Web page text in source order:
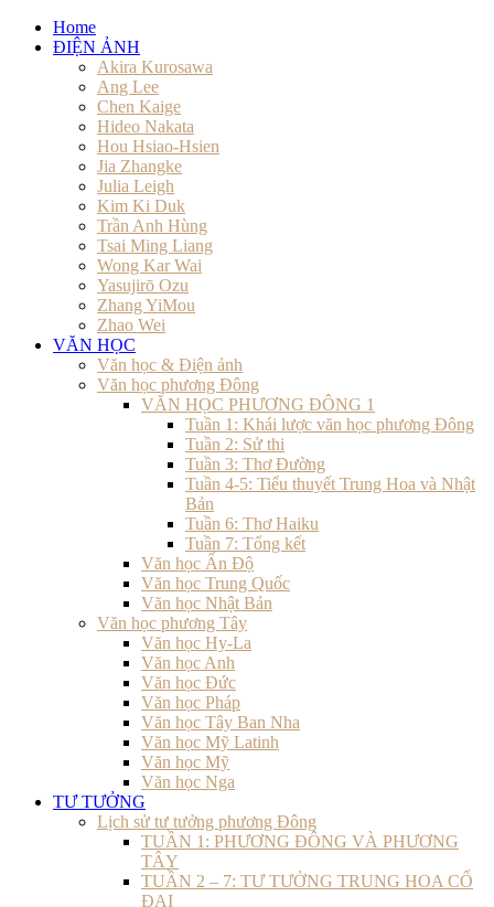
Home
ĐIỆN ẢNH
Akira Kurosawa
Ang Lee
Chen Kaige
Hideo Nakata
Hou Hsiao-Hsien
Jia Zhangke
Julia Leigh
Kim Ki Duk
Trần Anh Hùng
Tsai Ming Liang
Wong Kar Wai
Yasujirō Ozu
Zhang YiMou
Zhao Wei
VĂN HỌC
Văn học & Điện ảnh
Văn học phương Đông
VĂN HỌC PHƯƠNG ĐÔNG 1
Tuần 1: Khái lược văn học phương Đông
Tuần 2: Sử thi
Tuần 3: Thơ Đường
Tuần 4-5: Tiểu thuyết Trung Hoa và Nhật
Bản
Tuần 6: Thơ Haiku
Tuần 7: Tổng kết
Văn học Ấn Độ
Văn học Trung Quốc
Văn học Nhật Bản
Văn học phương Tây
Văn học Hy-La
Văn học Anh
Văn học Đức
Văn học Pháp
Văn học Tây Ban Nha
Văn học Mỹ Latinh
Văn học Mỹ
Văn học Nga
TƯ TƯỞNG
Lịch sử tư tưởng phương Đông
TUẦN 1: PHƯƠNG ĐÔNG VÀ PHƯƠNG
TÂY
TUẦN 2 – 7: TƯ TƯỞNG TRUNG HOA CỔ
ĐẠI